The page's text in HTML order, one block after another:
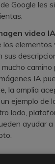
Google les
video IA
elementos
sus
IA
la amplia
ejemplo de
lado,
ayudar